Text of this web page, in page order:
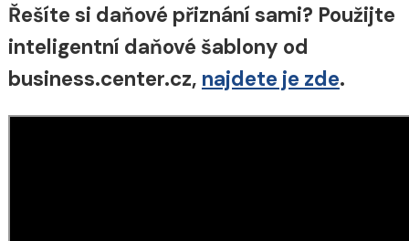
Řešíte si daňové přiznání sami? Použijte
inteligentní daňové šablony od
business.center.cz, najdete je zde.